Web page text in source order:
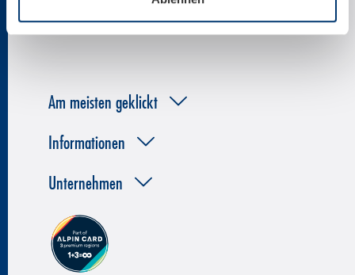
Am meisten geklickt
Informationen
Unternehmen